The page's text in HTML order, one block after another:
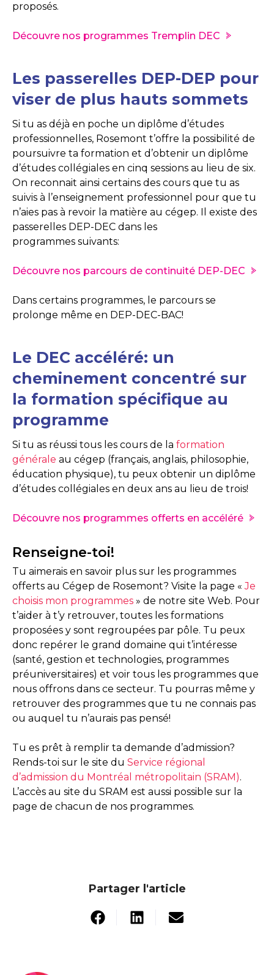
proposés.
Découvre nos programmes Tremplin DEC
Les passerelles DEP-DEP pour
viser de plus hauts sommets
Si tu as déjà en poche un diplôme d’études
professionnelles, Rosemont t’offre la possibilité de
poursuivre ta formation et d’obtenir un diplôme
d’études collégiales en cinq sessions au lieu de six.
On reconnait ainsi certains des cours que tu as
suivis à l’enseignement professionnel pour que tu
n’aies pas à revoir la matière au cégep. Il existe des
passerelles DEP-DEC dans les
programmes suivants:
Découvre nos parcours de continuité DEP-DEC
Dans certains programmes, le parcours se
prolonge même en DEP-DEC-BAC!
Le DEC accéléré: un
cheminement concentré sur
la formation spécifique au
programme
Si tu as réussi tous les cours de la formation
générale au cégep (français, anglais, philosophie,
éducation physique), tu peux obtenir un diplôme
d’études collégiales en deux ans au lieu de trois!
Découvre nos programmes offerts en accéléré
Renseigne-toi!
Tu aimerais en savoir plus sur les programmes
offerts au Cégep de Rosemont? Visite la page «Je
choisis mon programmes » de notre site Web. Pour
t’aider à t’y retrouver, toutes les formations
proposées y sont regroupées par pôle. Tu peux
donc repérer le grand domaine qui t’intéresse
(santé, gestion et technologies, programmes
préuniversitaires) et voir tous les programmes que
nous offrons dans ce secteur. Tu pourras même y
retrouver des programmes que tu ne connais pas
ou auquel tu n’aurais pas pensé!
Tu es prêt à remplir ta demande d’admission?
Rends-toi sur le site du Service régional
d’admission du Montréal métropolitain (SRAM).
L’accès au site du SRAM est aussi possible sur la
page de chacun de nos programmes.
Partager l'article